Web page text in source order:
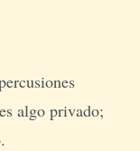
algo privado;